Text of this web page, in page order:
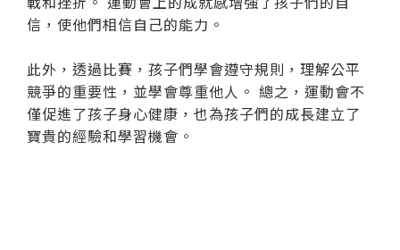
信，使他們相信自己的能力。
此外，透過比賽，孩子們學會遵守規則，理解公平
競爭的重要性，並學會尊重他人。 總之，運動會不
僅促進了孩子身心健康，也為孩子們的成長建立了
寶貴的經驗和學習機會。